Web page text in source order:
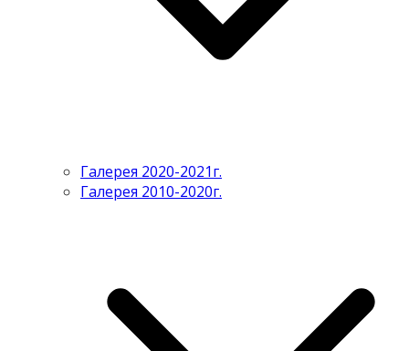
Галерея 2020-2021г.
Галерея 2010-2020г.